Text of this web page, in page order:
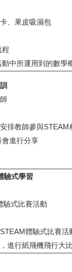
、果皮吸濕包
程
動中所運用到的數學
排教師參與STEAM
會進行分享
驗式學習
驗式比賽活動
STEAM體驗式比賽活
進行紙飛機飛行大